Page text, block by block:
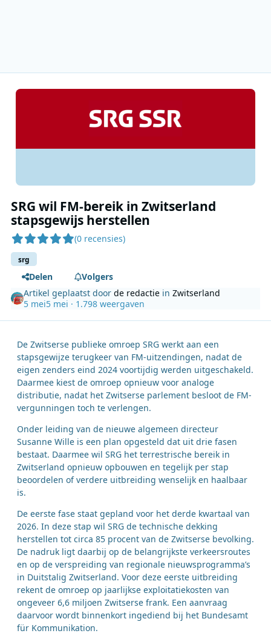
SRG wil FM-bereik in Zwitserland
stapsgewijs herstellen
(0 recensies)
srg
Delen
Volgers
Artikel geplaatst doorde redactie inZwitserland
5 mei5 mei · 1.798 weergaven
De Zwitserse publieke omroep SRG werkt aan een
stapsgewijze terugkeer van FM-uitzendingen, nadat de
eigen zenders eind 2024 voortijdig werden uitgeschakeld.
Daarmee kiest de omroep opnieuw voor analoge
distributie, nadat het Zwitserse parlement besloot de FM-
vergunningen toch te verlengen.
Onder leiding van de nieuwe algemeen directeur
Susanne Wille is een plan opgesteld dat uit drie fasen
bestaat. Daarmee wil SRG het terrestrische bereik in
Zwitserland opnieuw opbouwen en tegelijk per stap
beoordelen of verdere uitbreiding wenselijk en haalbaar
is.
De eerste fase staat gepland voor het derde kwartaal van
2026. In deze stap wil SRG de technische dekking
herstellen tot circa 85 procent van de Zwitserse bevolking.
De nadruk ligt daarbij op de belangrijkste verkeersroutes
en op de verspreiding van regionale nieuwsprogramma’s
in Duitstalig Zwitserland. Voor deze eerste uitbreiding
rekent de omroep op jaarlijkse exploitatiekosten van
ongeveer 6,6 miljoen Zwitserse frank. Een aanvraag
daarvoor wordt binnenkort ingediend bij het Bundesamt
für Kommunikation.